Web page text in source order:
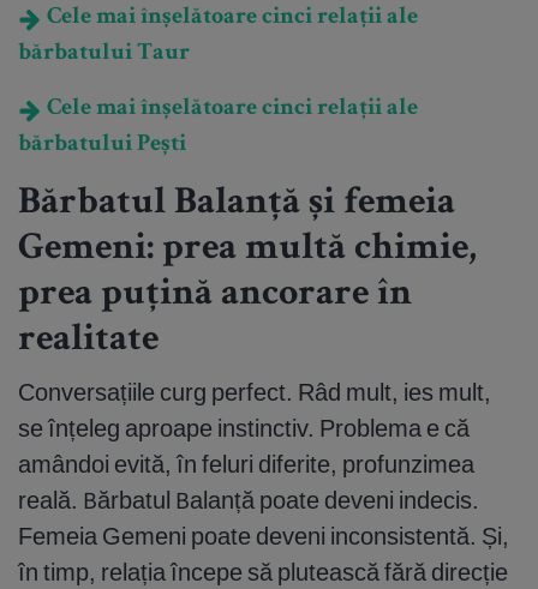
Cele mai înșelătoare cinci relații ale
bărbatului Taur
Cele mai înșelătoare cinci relații ale
bărbatului Pești
Bărbatul Balanță și femeia
Gemeni: prea multă chimie,
prea puțină ancorare în
realitate
Conversațiile curg perfect. Râd mult, ies mult,
se înțeleg aproape instinctiv. Problema e că
amândoi evită, în feluri diferite, profunzimea
reală. Bărbatul Balanță poate deveni indecis.
Femeia Gemeni poate deveni inconsistentă. Și,
în timp, relația începe să plutească fără direcție